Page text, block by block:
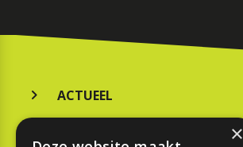
ACTUEEL
×